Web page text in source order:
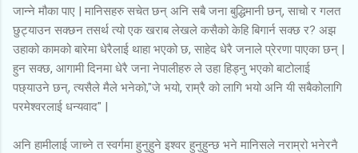
जान्ने मौका पाए | मानिसहरु सचेत छन् अनि सबै जना बुद्धिमानी छन्, साचो र गलत
छुट्याउन सक्छन तसर्थ त्यो एक खराब लेखले कसैको केहि बिगार्न सक्छ र? अझ
उहाको कामको बारेमा धेरैलाई थाहा भएको छ, साहेद धेरै जनाले प्रेरणा पाएका छन् |
हुन सक्छ, आगामी दिनमा धेरै जना नेपालीहरु ले उहा हिड्नु भएको बाटोलाई
पछ्याउने छन्, त्यसैले मैले भनेको,"जे भयो, राम्रै को लागि भयो अनि यी सबैकोलागि
परमेश्वरलाई धन्यवाद" |
अनि हामीलाई जाच्ने त स्वर्गमा हुनुहुने इश्वर हुनुहुन्छ भने मानिसले नराम्रो भनेरनै